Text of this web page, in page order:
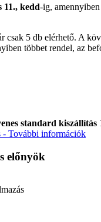
11., kedd-ig, amennyiben
csak 5 db elérhető. A
többet rendel, az
standard kiszállítás
- További információk
előnyök